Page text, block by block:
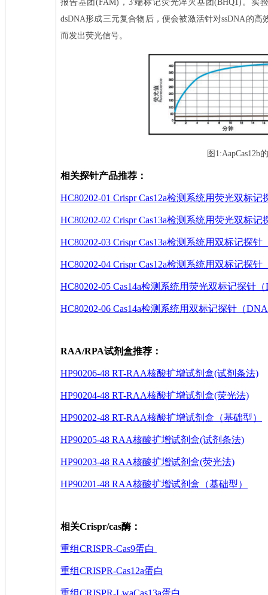
报告基团(FAM)，3′端标记荧光淬灭基团(BHQ1)。实
dsDNA形成三元复合物后，便会被激活针对ssDNA的
而发出荧光信号。
图1:AapCas12b
相关探针产品推荐：
HC80202-01 Crispr Cas12a检测系统用荧光双标
HC80202-02 Crispr Cas13a检测系统用荧光双标
HC80202-03 Crispr Cas13a检测系统用双标记探
HC80202-04 Crispr Cas12a检测系统用双标记探
HC80202-05 Cas14a检测系统用荧光双标记探针
HC80202-06 Cas14a检测系统用双标记探针（
RAA/RPA试剂盒推荐：
HP90206-48 RT-RAA核酸扩增试剂盒(试剂条法)
HP90204-48 RT-RAA核酸扩增试剂盒(荧光法)
HP90202-48 RT-RAA核酸扩增试剂盒（基础型）
HP90205-48 RAA核酸扩增试剂盒(试剂条法)
HP90203-48 RAA核酸扩增试剂盒(荧光法)
HP90201-48 RAA核酸扩增试剂盒（基础型）
相关Crispr/cas酶：
重组CRISPR-Cas9蛋白
重组CRISPR-Cas12a蛋白
重组CRISPR-LwaCas13a蛋白